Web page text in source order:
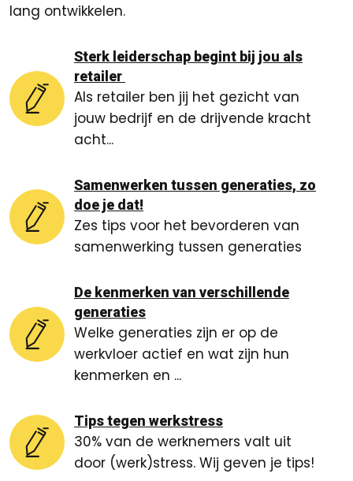
lang ontwikkelen.
Sterk leiderschap begint bij jou als
retailer
Als retailer ben jij het gezicht van
jouw bedrijf en de drijvende kracht
acht...
Samenwerken tussen generaties, zo
doe je dat!
Zes tips voor het bevorderen van
samenwerking tussen generaties
De kenmerken van verschillende
generaties
Welke generaties zijn er op de
werkvloer actief en wat zijn hun
kenmerken en ...
Tips tegen werkstress
30% van de werknemers valt uit
door (werk)stress. Wij geven je tips!